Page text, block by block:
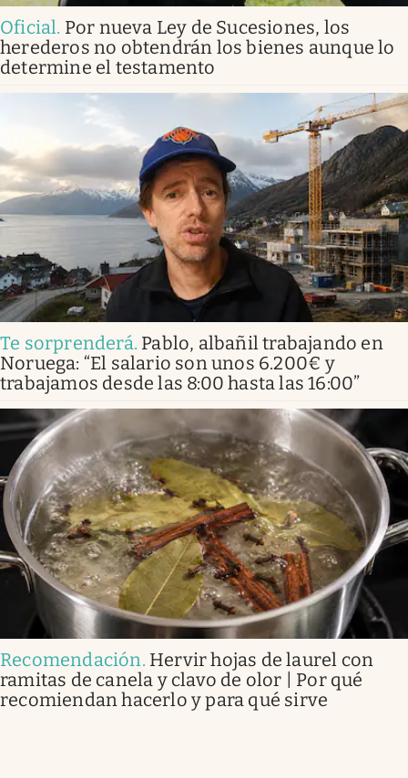
Oficial. Por nueva Ley de Sucesiones, los
herederos no obtendrán los bienes aunque lo
determine el testamento
Te sorprenderá. Pablo, albañil trabajando en
Noruega: “El salario son unos 6.200€ y
trabajamos desde las 8:00 hasta las 16:00”
Recomendación. Hervir hojas de laurel con
ramitas de canela y clavo de olor | Por qué
recomiendan hacerlo y para qué sirve